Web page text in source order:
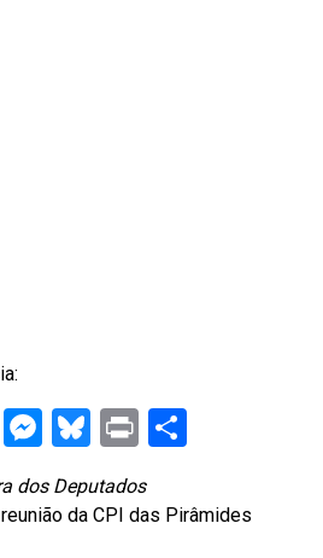
Messenger
Bluesky
PrintShare
dos Deputados
da CPI das Pirâmides